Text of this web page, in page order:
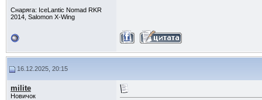
Снаряга: IceLantic Nomad RKR
2014, Salomon X-Wing
16.12.2025, 20:15
milite
Новичок